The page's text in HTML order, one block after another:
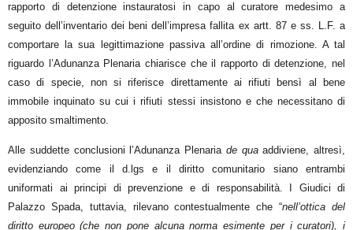
rapporto di detenzione instauratosi in capo al curatore medesimo a
seguito dell’inventario dei beni dell’impresa fallita ex artt. 87 e ss. L.F. a
comportare la sua legittimazione passiva all’ordine di rimozione. A tal
riguardo l’Adunanza Plenaria chiarisce che il rapporto di detenzione, nel
caso di specie, non si riferisce direttamente ai rifiuti bensì al bene
immobile inquinato su cui i rifiuti stessi insistono e che necessitano di
apposito smaltimento.
Alle suddette conclusioni l’Adunanza Plenaria de quaaddiviene, altresì,
evidenziando come il d.lgs e il diritto comunitario siano entrambi
uniformati ai principi di prevenzione e di responsabilità. I Giudici di
Palazzo Spada, tuttavia, rilevano contestualmente che “nell’ottica del
diritto europeo (che non pone alcuna norma esimente per i curatori), i